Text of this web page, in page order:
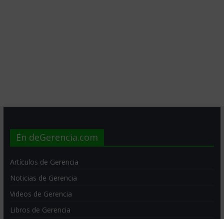
En deGerencia.com
Artículos de Gerencia
Noticias de Gerencia
Videos de Gerencia
Libros de Gerencia